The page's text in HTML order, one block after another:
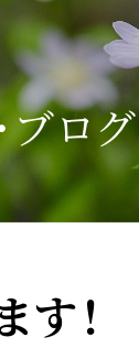
ブログ
す！